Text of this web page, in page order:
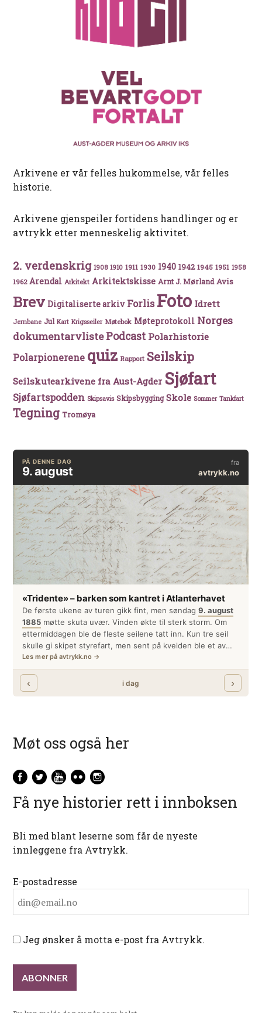
Arkivene er vår felles hukommelse, vår felles
historie.
Arkivene gjenspeiler fortidens handlinger og er
avtrykk etter menneskelig aktivitet.
2. verdenskrig 1908 1910 1911 1930 1940 1942 1945 1951 1958
1962 Arendal Arkitekt Arkitektskisse Arnt J. Mørland Avis
Brev Digitaliserte arkiv Forlis Foto Idrett
Jernbane Jul Kart Krigsseiler Møtebok Møteprotokoll Norges
dokumentarvlistePodcast Polarhistorie
Polarpionerene quiz Rapport Seilskip
Seilskutearkivene fra Aust-Agder Sjøfart
Sjøfartspodden Skipsavis Skipsbygging Skole Sommer Tankfart
Tegning Tromøya
Møt oss også her
Få nye historier rett i innboksen
Bli med blant leserne som får de nyeste
innleggene fra Avtrykk.
E-postadresse
Jeg ønsker å motta e-post fra Avtrykk.